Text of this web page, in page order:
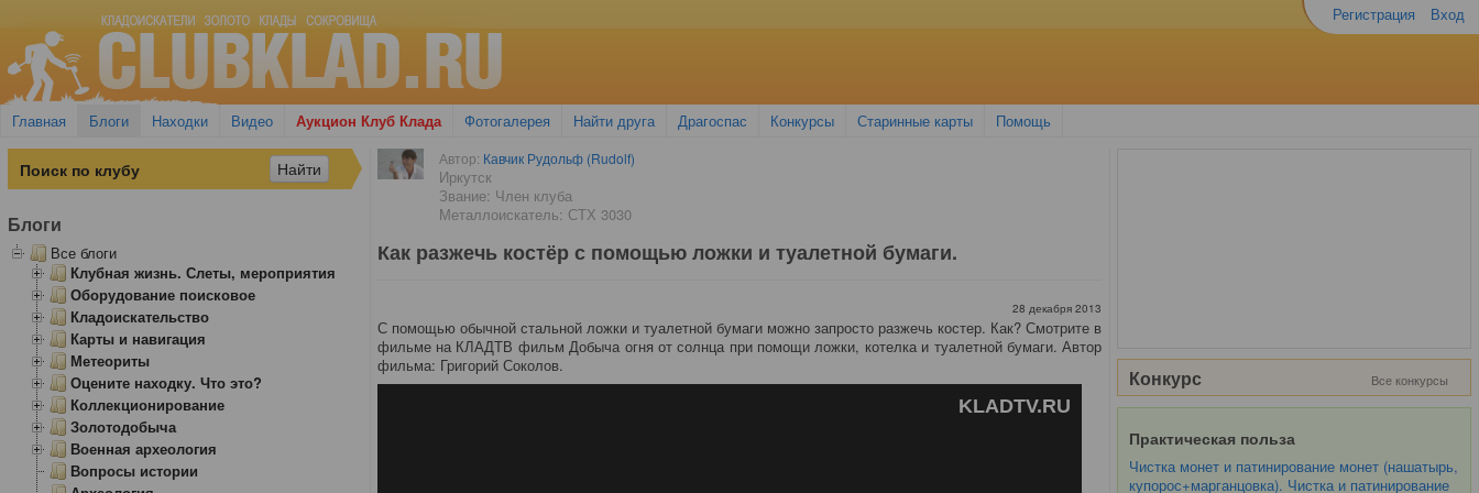
Регистрация Вход
Главная Блоги Находки Видео Аукцион Клуб Клада Фотогалерея Найти друга Драгоспас Конкурсы Старинные карты Помощь
Автор: Кавчик Рудольф (Rudolf)
Иркутск
Звание: Член клуба
Металлоискатель: СТХ 3030
Как разжечь костёр с помощью ложки и туалетной бумаги.
28 декабря 2013
С помощью обычной стальной ложки и туалетной бумаги можно запросто разжечь костер. Как? Смотрите в
фильме на КЛАДТВ фильм Добыча огня от солнца при помощи ложки, котелка и туалетной бумаги. Автор
фильма: Григорий Соколов.
Блоги
Все блоги
Клубная жизнь. Слеты, мероприятия
Оборудование поисковое
Кладоискательство
Карты и навигация
Метеориты
Оцените находку. Что это?
Коллекционирование
Золотодобыча
Военная археология
Вопросы истории
Конкурс Все конкурсы
Практическая польза
Чистка монет и патинирование монет (нашатырь,
купорос+марганцовка). Чистка и патинирование